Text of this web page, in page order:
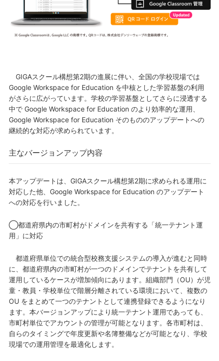
GIGAスクール構想第2期の進展に伴い、全国の学校現場では
Google Workspace for Education を中核とした学習基盤の利用
がさらに広がっています。学校の学習基盤としてさらに浸透する
中で Google Workspace for Education のより効率的な運用、
Google Workspace for Education そのもののアップデートへの
継続的な対応が求められています。
主なバージョンアップ内容
本アップデートは、GIGAスクール構想第2期に求められる運用に
対応した他、Google Workspace for Education のアップデート
への対応を行いました。
◯都道府県内の市町村がドメインを共有する「統一テナント運
用」に対応
都道府県単位での統合型校務支援システムの導入が進むと同時
に、都道府県内の市町村が一つのドメインでテナントを共有して
運用しているケースが増加傾向にあります。組織部門（OU）が児
童・教員・学校単位で階層分離されている環境において、複数の
OU をまとめて一つのテナントとして連携登録できるようになり
ます。本バージョンアップにより統一テナント運用であっても、
市町村単位でアカウントの管理が可能となります。各市町村は、
自らのタイミングで年度更新や名簿整備などが可能となり、学校
現場での運用管理を最適化します。